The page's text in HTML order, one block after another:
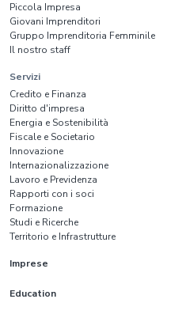
Piccola Impresa
Giovani Imprenditori
Gruppo Imprenditoria Femminile
Il nostro staff
Servizi
Credito e Finanza
Diritto d'impresa
Energia e Sostenibilità
Fiscale e Societario
Innovazione
Internazionalizzazione
Lavoro e Previdenza
Rapporti con i soci
Formazione
Studi e Ricerche
Territorio e Infrastrutture
Imprese
Education